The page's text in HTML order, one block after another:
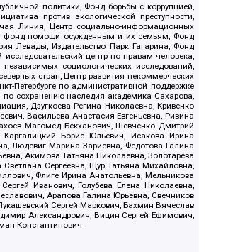
политики, Фонд борьбы с коррупцией,
против экологической преступности,
Линия, Центр социально-информационных
фонд помощи осужденным и их семьям, Фонд
Левады, Издательство Парк Гагарина, Фонд
центр по правам человека,
социологических исследований,
стран, Центр развития некоммерческих
Петербурге по административной поддержке
сохранению наследия академика Сахарова,
Дзугкоева Регина Николаевна, Кривенко
Васильева Анастасия Евгеньевна, Ривина
Магомед Бекханович, Шевченко Дмитрий
Борис Юльевич, Исакова Ирина
Людевиг Марина Зариевна, Федотова Галина
Акимова Татьяна Николаевна, Золотарева
Сергеевна, Щур Татьяна Михайловна,
Флиге Ирина Анатольевна, Мельникова
Иванович, Голубева Елена Николаевна,
Арапова Галина Юрьевна, Свечников
Сергей Маркович, Бахмин Вячеслав
Александрович, Вицин Сергей Ефимович,
Константинович